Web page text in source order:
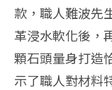
款，職人難波先
革浸水軟化後，
顆石頭量身打造
示了職人對材料